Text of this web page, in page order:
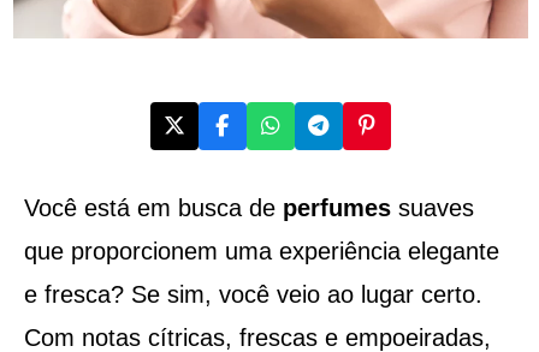
Você está em busca de perfumessuaves
que proporcionem uma experiência elegante
e fresca? Se sim, você veio ao lugar certo.
Com notas cítricas, frescas e empoeiradas,